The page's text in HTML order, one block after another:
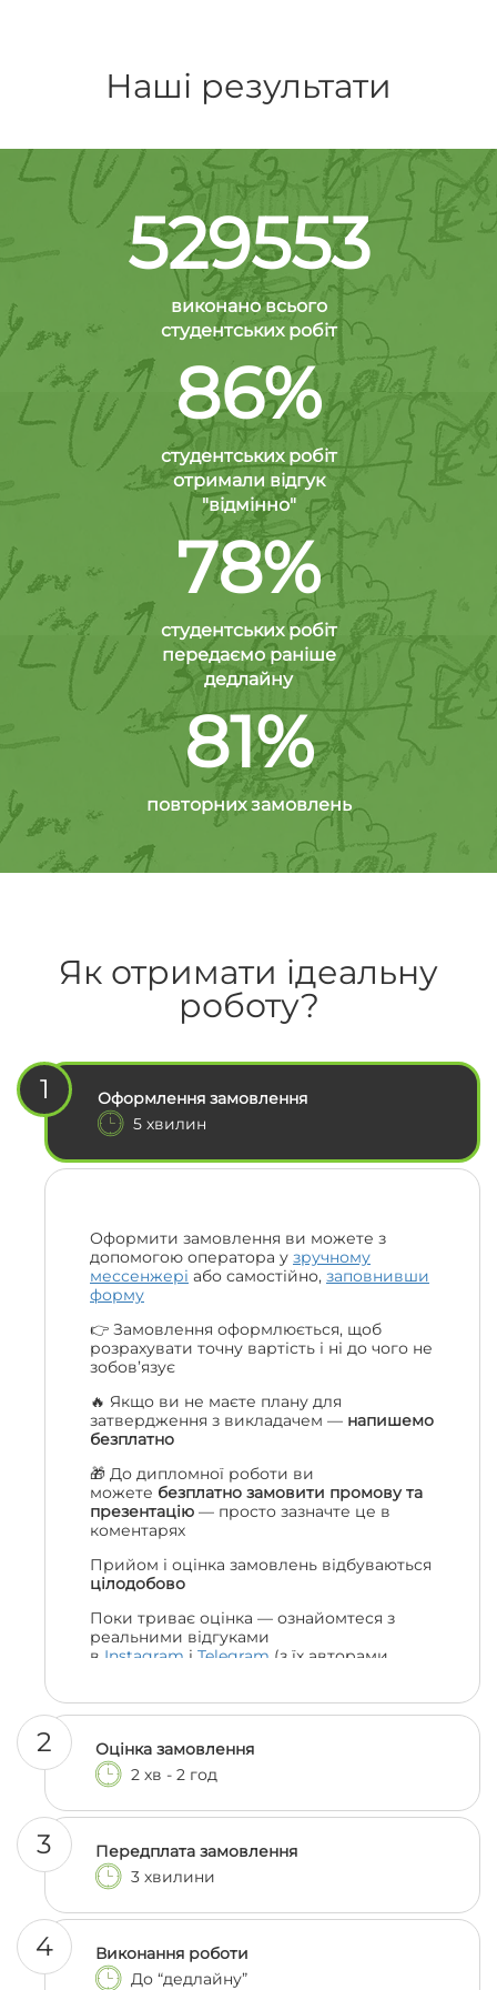
Наші результати
529553
виконано всього
студентських робіт
86%
студентських робіт
отримали відгук
"відмінно"
78%
студентських робіт
передаємо раніше
дедлайну
81%
повторних замовлень
Як отримати ідеальну
роботу?
1
Оформлення замовлення
5 хвилин
Оформити замовлення ви можете з
допомогою оператора у зручному
мессенжері або самостійно, заповнивши
форму
👉 Замовлення оформлюється, щоб
розрахувати точну вартість і ні до чого не
зобов’язує
🔥 Якщо ви не маєте плану для
затвердження з викладачем — напишемо
безплатно
🎁 До дипломної роботи ви
можете безплатно замовити промову та
презентацію — просто зазначте це в
коментарях
Прийом і оцінка замовлень відбуваються
цілодобово
Поки триває оцінка — ознайомтеся з
реальними відгуками
в Instagram і Telegram (з їх авторами
2
Оцінка замовлення
2 хв - 2 год
3
Передплата замовлення
3 хвилини
4
Виконання роботи
До “дедлайну”